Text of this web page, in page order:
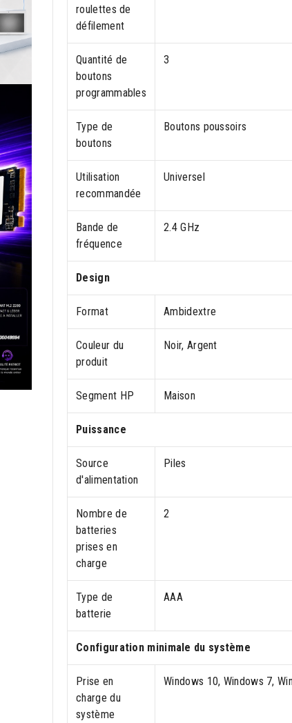
roulettes de
défilement
Quantité de
boutons
programmables
3
Type de
boutons
Boutons poussoirs
Utilisation
recommandée
Universel
Bande de
fréquence
2.4 GHz
Design
Format Ambidextre
Couleur du
produit
Noir, Argent
Segment HP Maison
Puissance
Source
d'alimentation
Piles
Nombre de
batteries
prises en
charge
2
Type de
batterie
AAA
Configuration minimale du système
Prise en
charge du
système
Windows 10, Windows 7,